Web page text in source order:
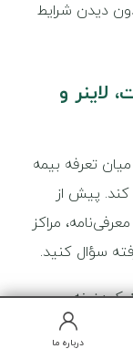
دیدن شرایط
لاینر و
تعرفه بیمه
کند. پیش از
مراکز
سؤال کنید.
و
سال ۱۴۰۵
درباره ما